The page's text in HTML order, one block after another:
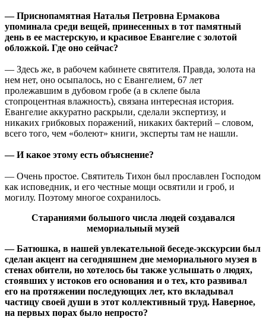
— Приснопамятная Наталья Петровна Ермакова
упоминала среди вещей, принесенных в тот памятный
день в ее мастерскую, и красивое Евангелие с золотой
обложкой. Где оно сейчас?
— Здесь же, в рабочем кабинете святителя. Правда, золота на
нем нет, оно осыпалось, но с Евангелием, 67 лет
пролежавшим в дубовом гробе (а в склепе была
стопроцентная влажность), связана интересная история.
Евангелие аккуратно раскрыли, сделали экспертизу, и
никаких грибковых поражений, никаких бактерий – словом,
всего того, чем «болеют» книги, эксперты там не нашли.
— И какое этому есть объяснение?
— Очень простое. Святитель Тихон был прославлен Господом
как исповедник, и его честные мощи освятили и гроб, и
могилу. Поэтому многое сохранилось.
Стараниями большого числа людей создавался
мемориальный музей
— Батюшка, в нашей увлекательной беседе-экскурсии был
сделан акцент на сегодняшнем дне мемориального музея в
стенах обители, но хотелось бы также услышать о людях,
стоявших у истоков его основания и о тех, кто развивал
его на протяжении последующих лет, кто вкладывал
частицу своей души в этот коллективный труд. Наверное,
на первых порах было непросто?